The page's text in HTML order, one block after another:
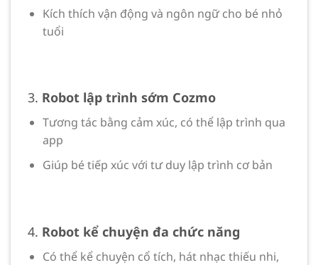
Kích thích vận động và ngôn ngữ cho bé nhỏ
tuổi
3. Robot lập trình sớm Cozmo
Tương tác bằng cảm xúc, có thể lập trình qua
app
Giúp bé tiếp xúc với tư duy lập trình cơ bản
4. Robot kể chuyện đa chức năng
Có thể kể chuyện cổ tích, hát nhạc thiếu nhi,